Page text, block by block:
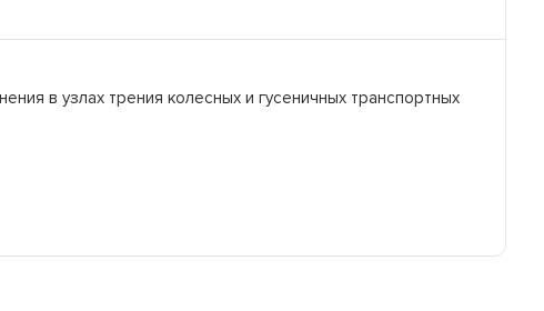
в узлах трения колесных и гусеничных транспортных